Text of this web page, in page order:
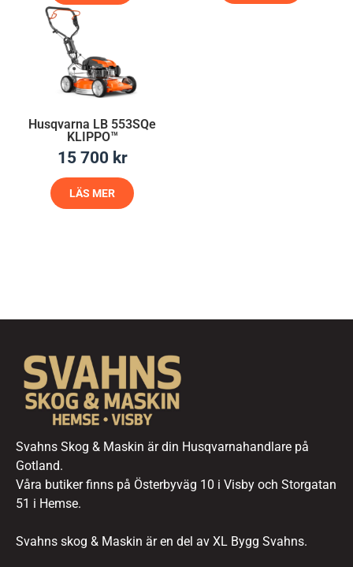
Husqvarna LB 553SQe
KLIPPO™
15 700 kr
LÄS MER
Svahns Skog & Maskin är din Husqvarnahandlare på
Gotland.
Våra butiker finns på Österbyväg 10 i Visby och Storgatan
51 i Hemse.
Svahns skog & Maskin är en del av XL Bygg Svahns.